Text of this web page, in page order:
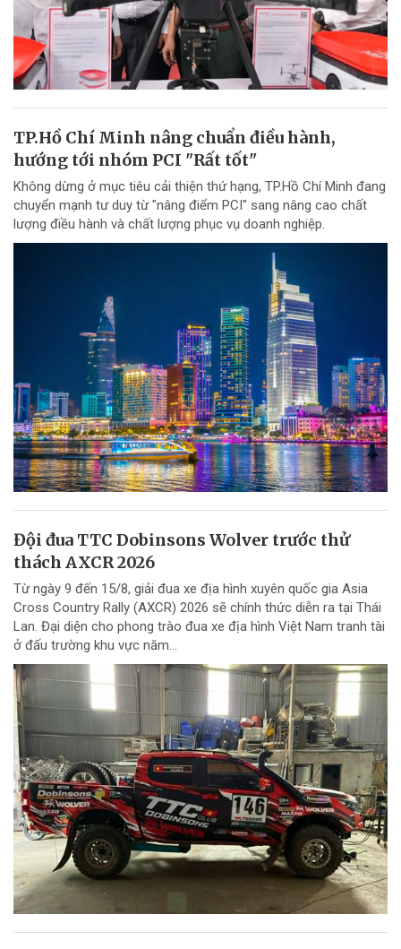
TP.Hồ Chí Minh nâng chuẩn điều hành,
hướng tới nhóm PCI "Rất tốt"
Không dừng ở mục tiêu cải thiện thứ hạng, TP.Hồ Chí Minh đang
chuyển mạnh tư duy từ "nâng điểm PCI" sang nâng cao chất
lượng điều hành và chất lượng phục vụ doanh nghiệp.
Đội đua TTC Dobinsons Wolver trước thử
thách AXCR 2026
Từ ngày 9 đến 15/8, giải đua xe địa hình xuyên quốc gia Asia
Cross Country Rally (AXCR) 2026 sẽ chính thức diễn ra tại Thái
Lan. Đại diện cho phong trào đua xe địa hình Việt Nam tranh tài
ở đấu trường khu vực năm...